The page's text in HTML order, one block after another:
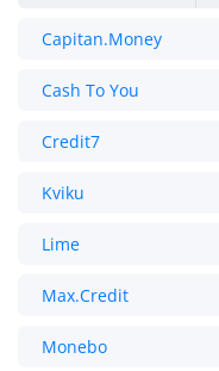
Capitan.Money
Cash To You
Credit7
Kviku
Lime
Max.Credit
Monebo